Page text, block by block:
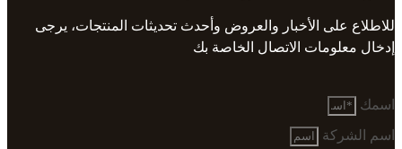
للاطلاع على الأخبار والعروض وأحدث تحديثات المنتجات، يرجى
إدخال معلومات الاتصال الخاصة بك
اسمك
اسم الشركة